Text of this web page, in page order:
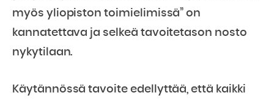
myös yliopiston toimielimissä” on
kannatettava ja selkeä tavoitetason nosto
nykytilaan.
Käytännössä tavoite edellyttää, että kaikki